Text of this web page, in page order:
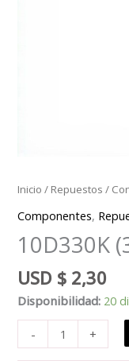
Inicio / Repuestos /
Componentes,
10D330K
USD $ 2,30
Disponibilidad: 20
-
10D330K
(33V)
+